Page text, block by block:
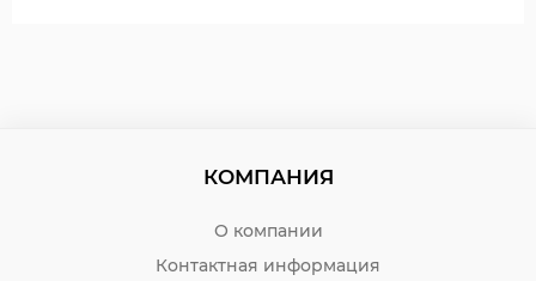
КОМПАНИЯ
О компании
Контактная информация